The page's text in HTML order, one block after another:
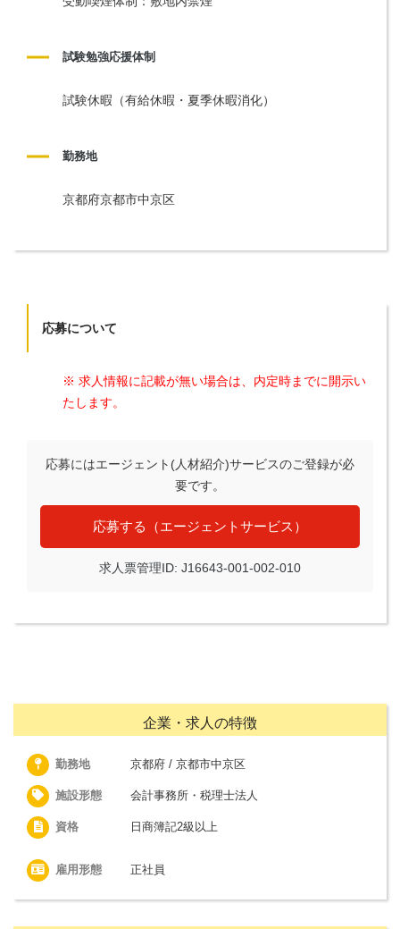
試験勉強応援体制
試験休暇（有給休暇・夏季休暇消化）
勤務地
京都府京都市中京区
応募について
※ 求人情報に記載が無い場合は、内定時までに開示い
たします。
応募にはエージェント(人材紹介)サービスのご登録が必
要です。
応募する（エージェントサービス）
求人票管理ID: J16643-001-002-010
企業・求人の特徴
勤務地 京都府 / 京都市中京区
施設形態 会計事務所・税理士法人
資格 日商簿記2級以上
雇用形態 正社員